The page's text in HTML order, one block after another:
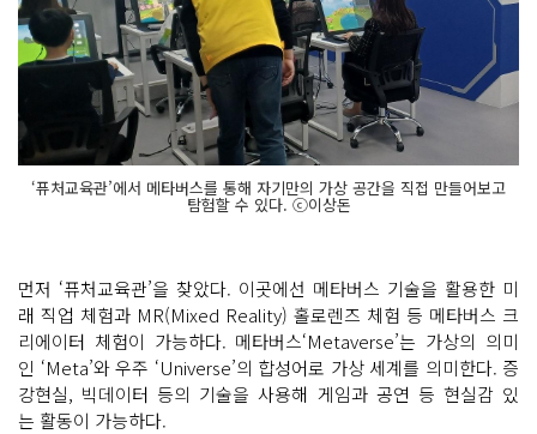
‘퓨처교육관’에서 메타버스를 통해 자기만의 가상 공간을 직접 만들어보고
탐험할 수 있다. ⓒ이상돈
먼저 ‘퓨처교육관’을 찾았다. 이곳에선 메타버스 기술을 활용한 미
래 직업 체험과 MR(Mixed Reality) 홀로렌즈 체험 등 메타버스 크
리에이터 체험이 가능하다. 메타버스‘Metaverse’는 가상의 의미
인 ‘Meta’와 우주 ‘Universe’의 합성어로 가상 세계를 의미한다. 증
강현실, 빅데이터 등의 기술을 사용해 게임과 공연 등 현실감 있
는 활동이 가능하다.